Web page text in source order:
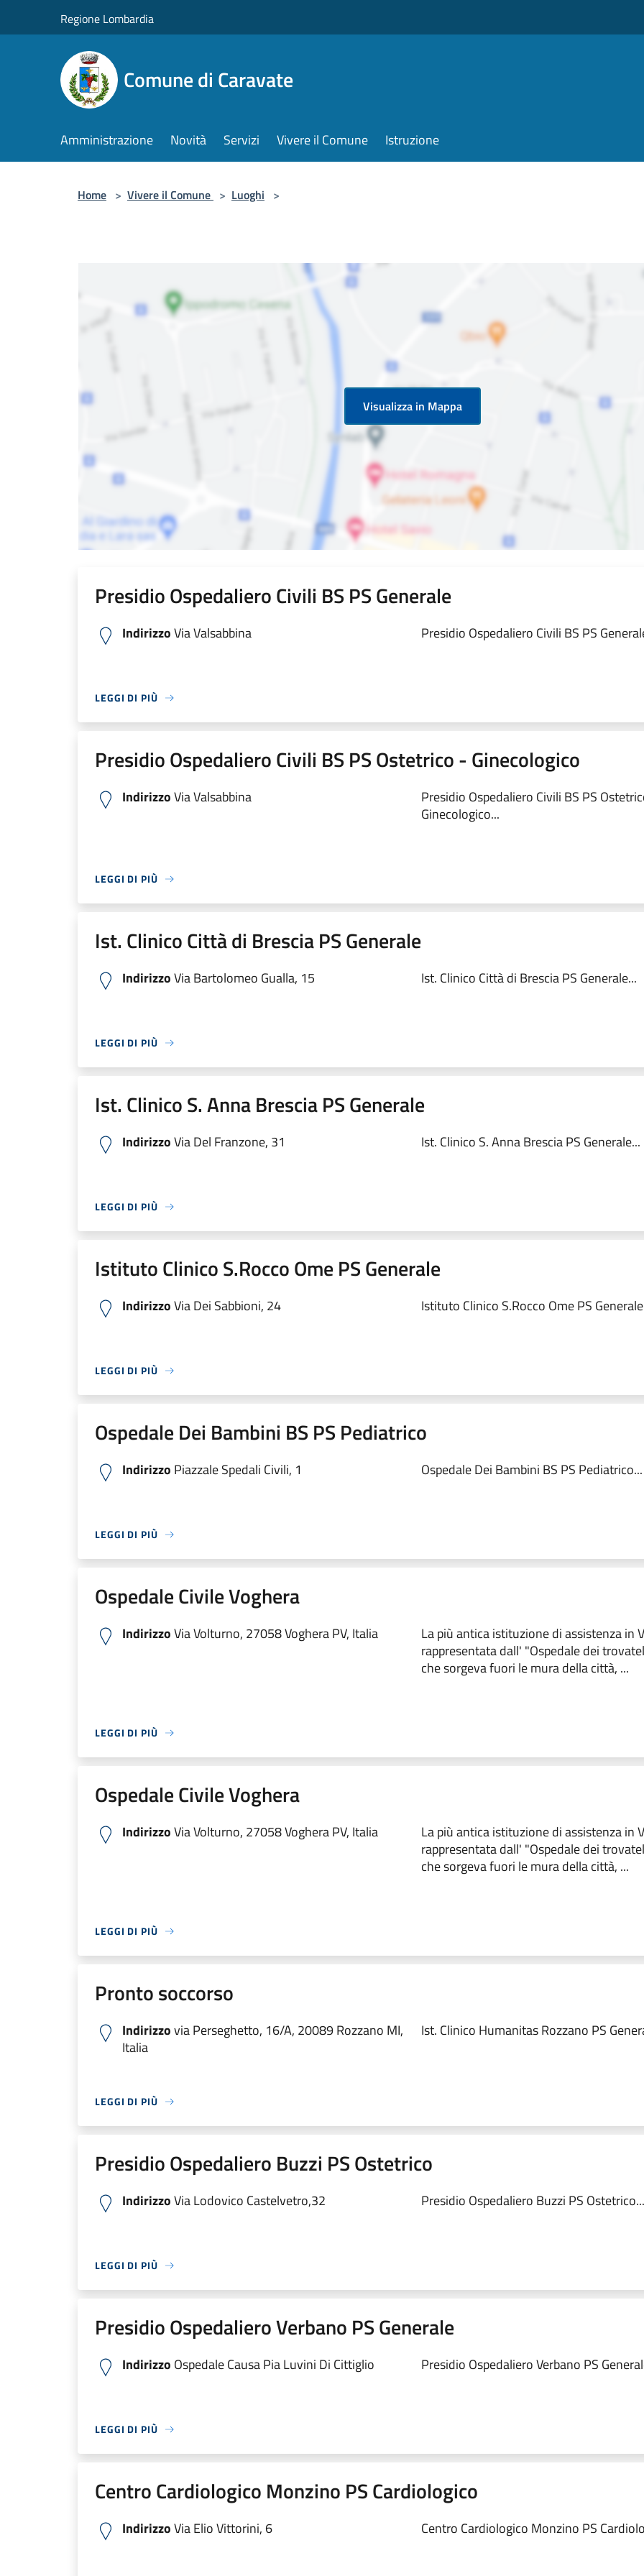
Regione Lombardia
Comune di Caravate
Amministrazione Novità Servizi Vivere il Comune Istruzione
Home > Vivere il Comune > Luoghi >
Visualizza in Mappa
Presidio Ospedaliero Civili BS PS Generale
IndirizzoVia Valsabbina Presidio Ospedaliero Civili BS PS
LEGGI DI PIÙ
Presidio Ospedaliero Civili BS PS Ostetrico - Ginecologico
IndirizzoVia Valsabbina
Presidio Ospedaliero Civili BS PS
Ginecologico...
LEGGI DI PIÙ
Ist. Clinico Città di Brescia PS Generale
IndirizzoVia Bartolomeo Gualla, 15 Ist. Clinico Città di Brescia PS Generale...
LEGGI DI PIÙ
Ist. Clinico S. Anna Brescia PS Generale
IndirizzoVia Del Franzone, 31 Ist. Clinico S. Anna Brescia PS Generale...
LEGGI DI PIÙ
Istituto Clinico S.Rocco Ome PS Generale
IndirizzoVia Dei Sabbioni, 24 Istituto Clinico S.Rocco Ome PS
LEGGI DI PIÙ
Ospedale Dei Bambini BS PS Pediatrico
Indirizzo Piazzale Spedali Civili, 1 Ospedale Dei Bambini BS PS Pediatrico...
LEGGI DI PIÙ
Ospedale Civile Voghera
IndirizzoVia Volturno, 27058 Voghera PV, Italia
La più antica istituzione di assistenza in
rappresentata dall' "Ospedale dei
che sorgeva fuori le mura della città, ...
LEGGI DI PIÙ
Ospedale Civile Voghera
IndirizzoVia Volturno, 27058 Voghera PV, Italia
La più antica istituzione di assistenza in
rappresentata dall' "Ospedale dei
che sorgeva fuori le mura della città, ...
LEGGI DI PIÙ
Pronto soccorso
Indirizzovia Perseghetto, 16/A, 20089 Rozzano MI,
Italia
Ist. Clinico Humanitas Rozzano PS
LEGGI DI PIÙ
Presidio Ospedaliero Buzzi PS Ostetrico
IndirizzoVia Lodovico Castelvetro,32 Presidio Ospedaliero Buzzi PS Ostetrico...
LEGGI DI PIÙ
Presidio Ospedaliero Verbano PS Generale
Indirizzo Ospedale Causa Pia Luvini Di Cittiglio Presidio Ospedaliero Verbano PS
LEGGI DI PIÙ
Centro Cardiologico Monzino PS Cardiologico
IndirizzoVia Elio Vittorini, 6 Centro Cardiologico Monzino PS